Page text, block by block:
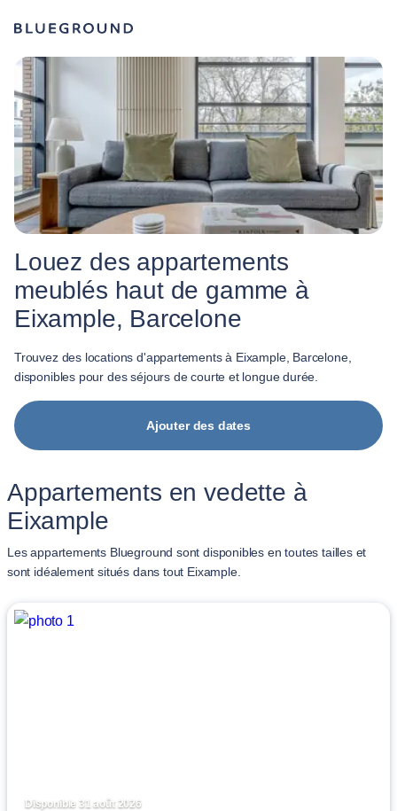
Louez des appartements
meublés haut de gamme à
Eixample, Barcelone
Trouvez des locations d'appartements à Eixample, Barcelone,
disponibles pour des séjours de courte et longue durée.
Ajouter des dates
Appartements en vedette à
Eixample
Les appartements Blueground sont disponibles en toutes tailles et
sont idéalement situés dans tout Eixample.
Disponible 31 août 2026